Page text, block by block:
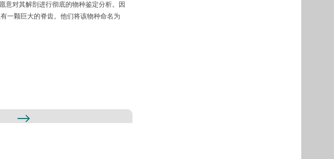
意对其解剖进行彻底的物种鉴定分析。因
一颗巨大的脊齿。他们将该物种命名为